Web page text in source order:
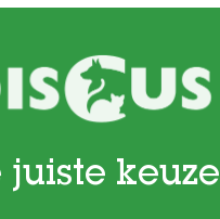
juiste keuze